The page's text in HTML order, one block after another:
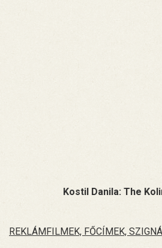
Kostil Danila: The
REKLÁMFILMEK, FŐCÍMEK,